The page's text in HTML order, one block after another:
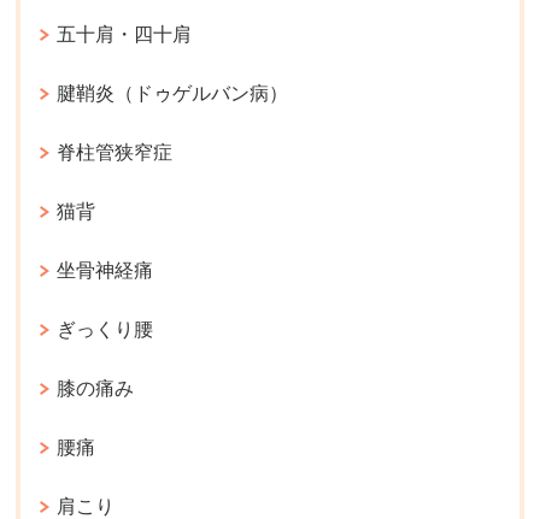
五十肩・四十肩
腱鞘炎（ドゥゲルバン病）
脊柱管狭窄症
猫背
坐骨神経痛
ぎっくり腰
膝の痛み
腰痛
肩こり